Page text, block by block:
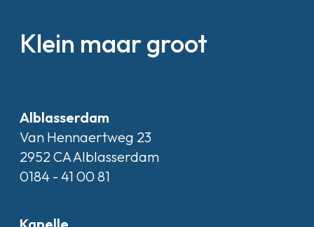
Klein maar groot
Alblasserdam
Van Hennaertweg 23
2952 CA Alblasserdam
0184 - 41 00 81